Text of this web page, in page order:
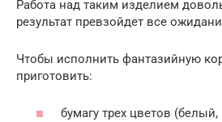
Работа над таким изделием
результат превзойдет все
Чтобы исполнить фантазийную
приготовить:
бумагу трех цветов